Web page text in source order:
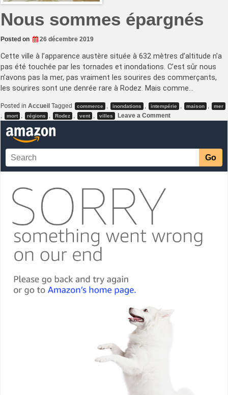
Nous sommes épargnés
Posted on 26 décembre 2019
Cette ville à l’apparence austère située à 632 mètres d’altitude n’a
pas été touchée par les tornades et inondations. C’est sûr nous
n’avons pas la mer, pas vraiment les sourires des commerçants,
les sourires sont une denrée rare à Rodez. Mais comme…
Posted in Accueil Tagged commerce inondations intempérie maison mer
mort régions Rodez vent villes Leave a Commenton
Nous